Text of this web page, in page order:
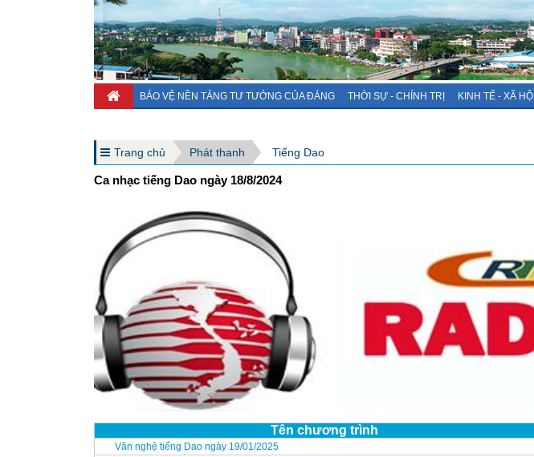
BẢO VỆ NỀN TẢNG TƯ TƯỞNG CỦA ĐẢNG THỜI SỰ - CHÍNH TRỊ KINH TẾ - XÃ HỘI
Trang chủ Phát thanh Tiếng Dao
Ca nhạc tiếng Dao ngày 18/8/2024
Tên chương trình
Văn nghệ tiếng Dao ngày 19/01/2025